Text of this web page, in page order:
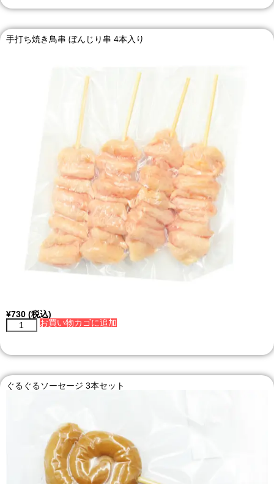
手打ち焼き鳥串 ぼんじり串 4本入り
¥730 (税込)
お買い物カゴに追加
ぐるぐるソーセージ 3本セット